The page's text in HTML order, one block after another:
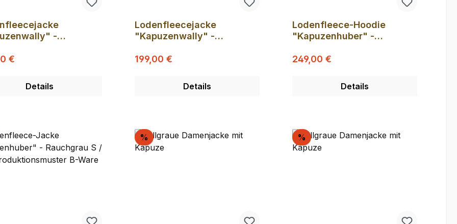
-
€
Details
Lodenfleecejacke
"Kapuzenwally" -
Produktionsmuster)
Verkaufspreis:
199,00 €
Details
Lodenfleece-Hoodie
"Kapuzenhuber" -
Produktionsmuster B-Ware
Verkaufspreis:
249,00 €
Details
% Rabatt % Rabatt